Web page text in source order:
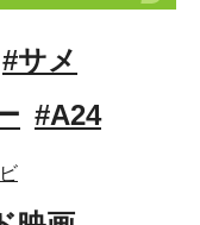
#サメ
#A24